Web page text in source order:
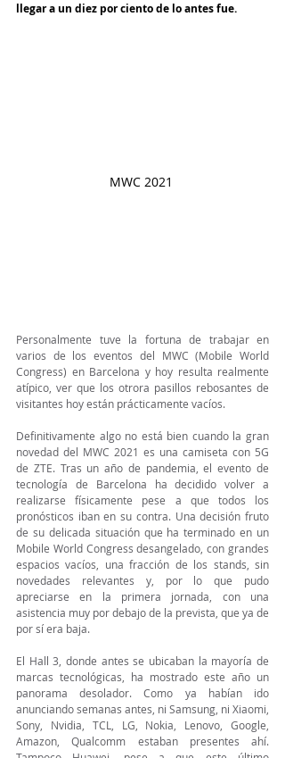
llegar a un diez por ciento de lo antes fue.
MWC 2021
Personalmente tuve la fortuna de trabajar en
varios de los eventos del MWC (Mobile World
Congress) en Barcelona y hoy resulta realmente
atípico, ver que los otrora pasillos rebosantes de
visitantes hoy están prácticamente vacíos.
Definitivamente algo no está bien cuando la gran
novedad del MWC 2021 es una camiseta con 5G
de ZTE. Tras un año de pandemia, el evento de
tecnología de Barcelona ha decidido volver a
realizarse físicamente pese a que todos los
pronósticos iban en su contra. Una decisión fruto
de su delicada situación que ha terminado en un
Mobile World Congress desangelado, con grandes
espacios vacíos, una fracción de los stands, sin
novedades relevantes y, por lo que pudo
apreciarse en la primera jornada, con una
asistencia muy por debajo de la prevista, que ya de
por sí era baja.
El Hall 3, donde antes se ubicaban la mayoría de
marcas tecnológicas, ha mostrado este año un
panorama desolador. Como ya habían ido
anunciando semanas antes, ni Samsung, ni Xiaomi,
Sony, Nvidia, TCL, LG, Nokia, Lenovo, Google,
Amazon, Qualcomm estaban presentes ahí.